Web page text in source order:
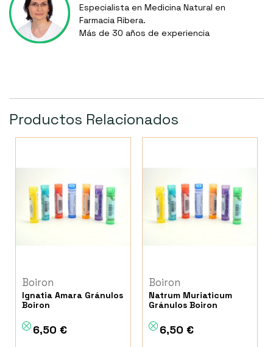
Especialista en Medicina Natural en
Farmacia Ribera.
Más de 30 años de experiencia
Productos Relacionados
Boiron
Ignatia Amara Gránulos
Boiron
6,50 €
Boiron
Natrum Muriaticum
Gránulos Boiron
6,50 €